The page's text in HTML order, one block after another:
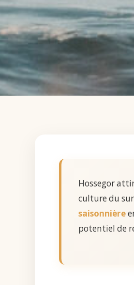
Hossegor
culture du
saisonnière
potentiel de